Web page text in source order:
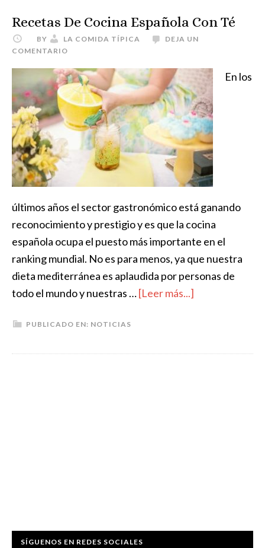
Recetas De Cocina Española Con Té
BY LA COMIDA TÍPICA
DEJA UN
COMENTARIO
En los
últimos años el sector gastronómico está ganando
reconocimiento y prestigio y es que la cocina
española ocupa el puesto más importante en el
ranking mundial. No es para menos, ya que nuestra
dieta mediterránea es aplaudida por personas de
todo el mundo y nuestras …[Leer más...]
PUBLICADO EN: NOTICIAS
SÍGUENOS EN REDES SOCIALES